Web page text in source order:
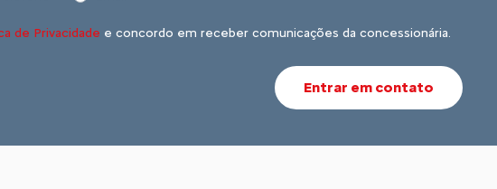
de Privacidade e concordo em receber comunicações da concessionária.
Entrar em contato